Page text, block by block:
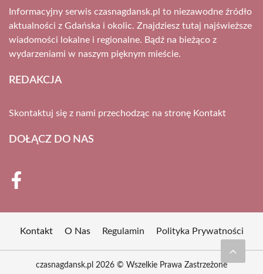
Informacyjny serwis czasnagdansk.pl to niezawodne źródło
aktualności z Gdańska i okolic. Znajdziesz tutaj najświeższe
wiadomości lokalne i regionalne. Bądź na bieżąco z
wydarzeniami w naszym pięknym mieście.
REDAKCJA
Skontaktuj się z nami przechodząc na stronę Kontakt
DOŁĄCZ DO NAS
Kontakt O Nas Regulamin Polityka Prywatności
czasnagdansk.pl 2026 © Wszelkie Prawa Zastrzeżone